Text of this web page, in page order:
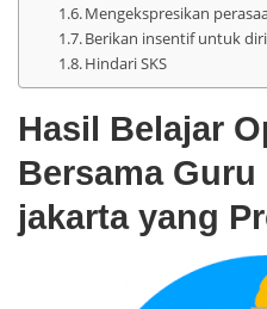
Mengekspresikan
Berikan insentif untuk
Hindari SKS
Hasil Belajar
Bersama
jakarta yang